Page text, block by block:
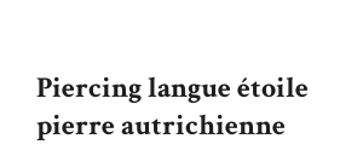
Piercing langue étoile
pierre autrichienne